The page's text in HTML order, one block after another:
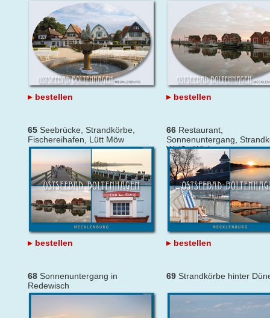
bestellen bestellen
65 Seebrücke, Strandkörbe,
Fischereihafen, Lütt Möw
bestellen
66 Restaurant,
Sonnenuntergang,
Weiße Wiek
bestellen
68 Sonnenuntergang in
Redewisch
69 Strandkörbe hinter